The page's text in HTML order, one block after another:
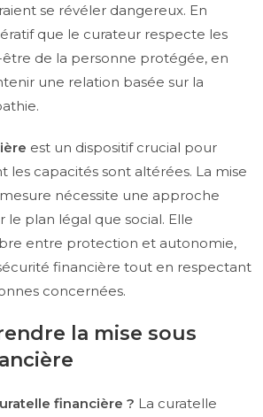
se révéler dangereux. En
que le curateur respecte les
de la personne protégée, en
une relation basée sur la
est un dispositif crucial pour
les capacités sont altérées. La mise
nécessite une approche
le plan légal que social. Elle
entre protection et autonomie,
financière tout en respectant
concernées.
la mise sous
financière ? La curatelle